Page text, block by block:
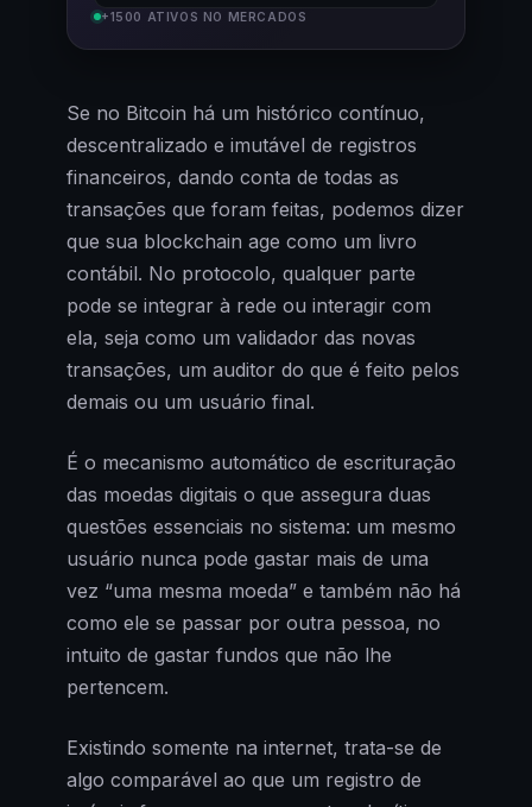
+1500 ATIVOS NO MERCADOS
Se no Bitcoin há um histórico contínuo,
descentralizado e imutável de registros
financeiros, dando conta de todas as
transações que foram feitas, podemos dizer
que sua blockchain age como um livro
contábil. No protocolo, qualquer parte
pode se integrar à rede ou interagir com
ela, seja como um validador das novas
transações, um auditor do que é feito pelos
demais ou um usuário final.
É o mecanismo automático de escrituração
das moedas digitais o que assegura duas
questões essenciais no sistema: um mesmo
usuário nunca pode gastar mais de uma
vez “uma mesma moeda” e também não há
como ele se passar por outra pessoa, no
intuito de gastar fundos que não lhe
pertencem.
Existindo somente na internet, trata-se de
algo comparável ao que um registro de